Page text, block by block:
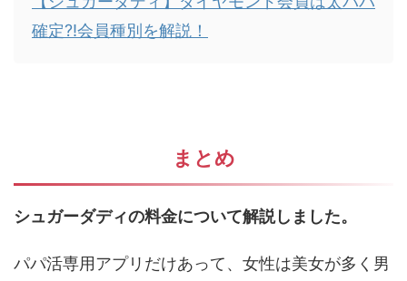
確定?!会員種別を解説！
まとめ
シュガーダディの料金について解説しました。
パパ活専用アプリだけあって、女性は美女が多く男